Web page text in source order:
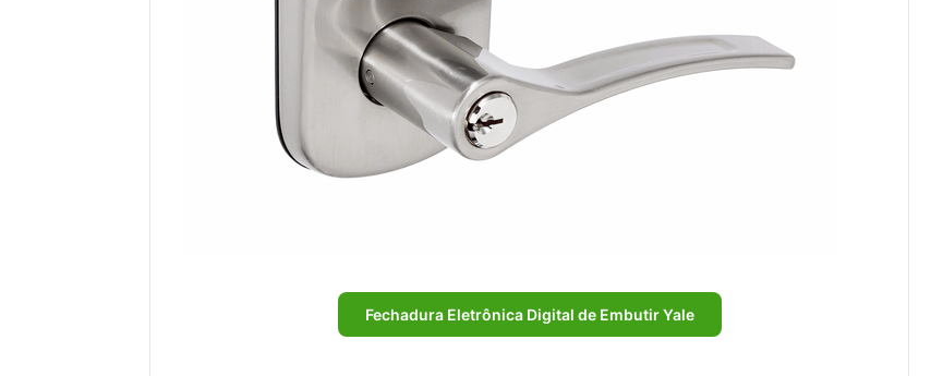
Fechadura Eletrônica Digital de Embutir Yale